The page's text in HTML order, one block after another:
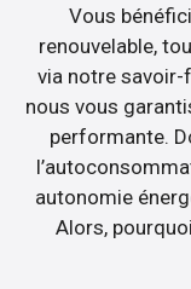
Vous
renouvelable,
via notre
nous vous
performante.
autonomie
Alors,